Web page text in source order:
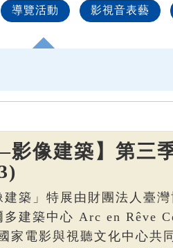
導覽活動 影視音表藝
影像建築】第三
建築」特展由財團法人臺
多建築中心 Arc en Rêve
家電影與視聽文化中心共